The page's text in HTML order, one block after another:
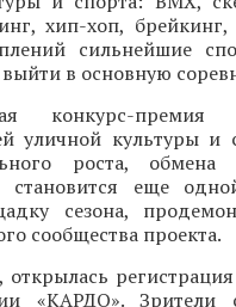
хип-хоп,
сильнейшие
в основную
конкурс-
уличной культуры и
роста,
становится еще
сезона,
сообщества проекта.
открылась
«КАРДО». Зрители